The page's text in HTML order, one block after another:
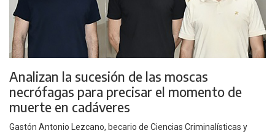
Analizan la sucesión de las moscas
necrófagas para precisar el momento de
muerte en cadáveres
Gastón Antonio Lezcano, becario de Ciencias Criminalísticas y